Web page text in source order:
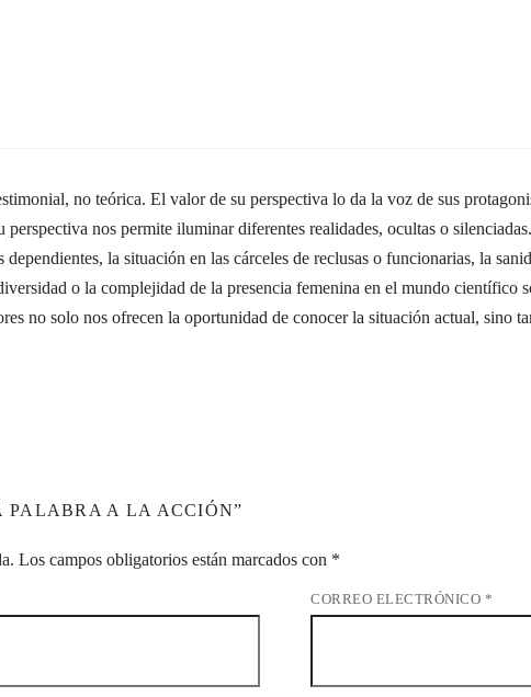
no teórica. El valor de su perspectiva lo da la voz de sus
nos permite iluminar diferentes realidades, ocultas o silenciadas.
la situación en las cárceles de reclusas o funcionarias, la
o la complejidad de la presencia femenina en el mundo científico
no solo nos ofrecen la oportunidad de conocer la situación actual, sino
PALABRA A LA ACCIÓN”
Los campos obligatorios están marcados con *
CORREO ELECTRÓNICO *